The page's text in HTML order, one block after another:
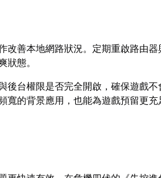
改善本地網路狀況。定期重啟路由器
狀態。
後台權限是否完全開啟，確保遊戲不
寬的背景應用，也能為遊戲預留更充